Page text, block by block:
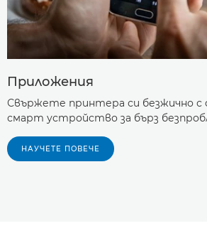
Приложения
Свържете принтера си безжично
смарт устройство за бърз
НАУЧЕТЕ ПОВЕЧЕ